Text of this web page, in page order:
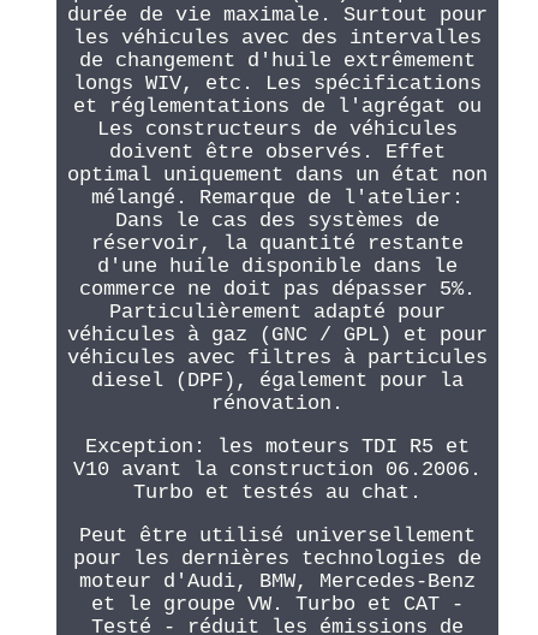
durée de vie maximale. Surtout pour
les véhicules avec des intervalles
de changement d'huile extrêmement
longs WIV, etc. Les spécifications
et réglementations de l'agrégat ou
Les constructeurs de véhicules
doivent être observés. Effet
optimal uniquement dans un état non
mélangé. Remarque de l'atelier:
Dans le cas des systèmes de
réservoir, la quantité restante
d'une huile disponible dans le
commerce ne doit pas dépasser 5%.
Particulièrement adapté pour
véhicules à gaz (GNC / GPL) et pour
véhicules avec filtres à particules
diesel (DPF), également pour la
rénovation.
Exception: les moteurs TDI R5 et
V10 avant la construction 06.2006.
Turbo et testés au chat.
Peut être utilisé universellement
pour les dernières technologies de
moteur d'Audi, BMW, Mercedes-Benz
et le groupe VW. Turbo et CAT -
Testé - réduit les émissions de